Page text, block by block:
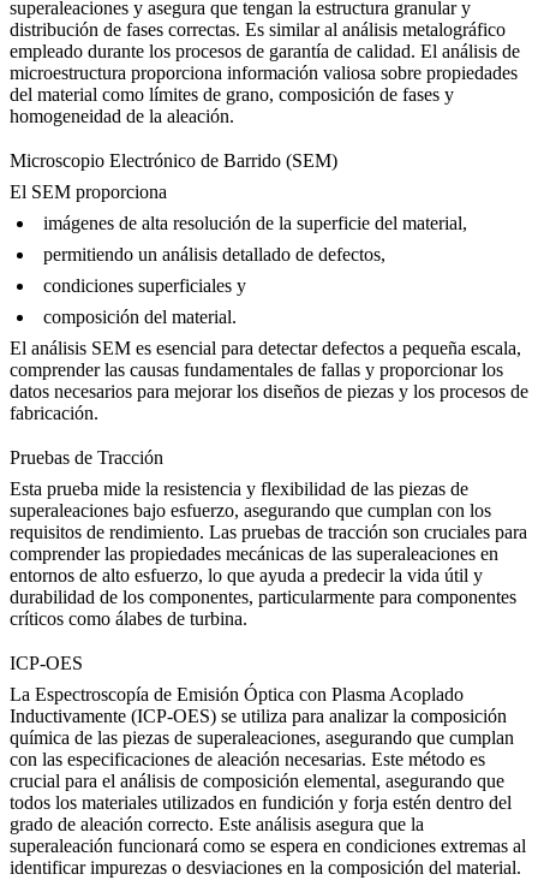
superaleaciones y asegura que tengan la estructura granular y
distribución de fases correctas. Es similar al análisis metalográfico
empleado durante los procesos de garantía de calidad. El análisis de
microestructura proporciona información valiosa sobre propiedades
del material como límites de grano, composición de fases y
homogeneidad de la aleación.
Microscopio Electrónico de Barrido (SEM)
El SEM proporciona
imágenes de alta resolución de la superficie del material,
permitiendo un análisis detallado de defectos,
condiciones superficiales y
composición del material.
El análisis SEM es esencial para detectar defectos a pequeña escala,
comprender las causas fundamentales de fallas y proporcionar los
datos necesarios para mejorar los diseños de piezas y los procesos de
fabricación.
Pruebas de Tracción
Esta prueba mide la resistencia y flexibilidad de las piezas de
superaleaciones bajo esfuerzo, asegurando que cumplan con los
requisitos de rendimiento. Las pruebas de tracción son cruciales para
comprender las propiedades mecánicas de las superaleaciones en
entornos de alto esfuerzo, lo que ayuda a predecir la vida útil y
durabilidad de los componentes, particularmente para componentes
críticos como álabes de turbina.
ICP-OES
La Espectroscopía de Emisión Óptica con Plasma Acoplado
Inductivamente (ICP-OES) se utiliza para analizar la composición
química de las piezas de superaleaciones, asegurando que cumplan
con las especificaciones de aleación necesarias. Este método es
crucial para el análisis de composición elemental, asegurando que
todos los materiales utilizados en fundición y forja estén dentro del
grado de aleación correcto. Este análisis asegura que la
superaleación funcionará como se espera en condiciones extremas al
identificar impurezas o desviaciones en la composición del material.